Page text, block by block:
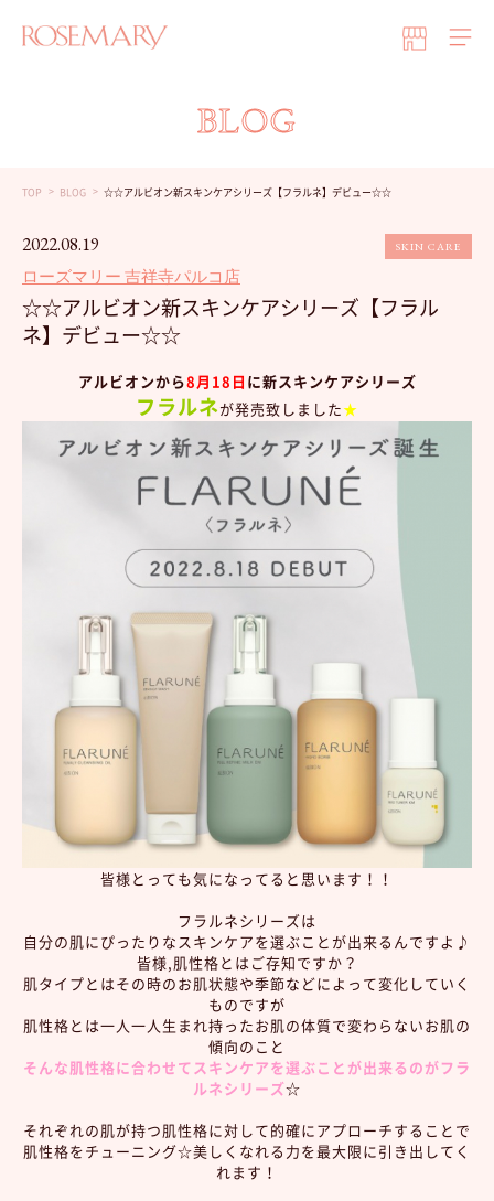
BLOG
TOP BLOG ☆☆アルビオン新スキンケアシリーズ【フラルネ】デビュー☆☆
2022.08.19
ローズマリー 吉祥寺パルコ店
SKIN CARE
☆☆アルビオン新スキンケアシリーズ【フラル
ネ】デビュー☆☆
アルビオンから8月18日 に新スキンケアシリーズ
フラルネが発売致しました★
皆様とっても気になってると思います！！
フラルネシリ ーズは
自分の肌にぴったりなスキンケアを選ぶことが出来るんですよ♪
皆様,肌性格とはご存知ですか？
肌タイプとはその時のお肌状態や季節などによって変化していく
ものですが
肌性格とは一人一人生まれ持ったお肌の体質で変わらないお肌の
傾向のこと
そんな肌性格に合わせてスキンケアを選ぶことが出来るのがフラ
ルネシリーズ☆
それぞれの肌が持つ肌性格に対して的確にアプローチすることで
肌性格をチューニング☆美しくなれる力を最大限に引き出してく
れます！